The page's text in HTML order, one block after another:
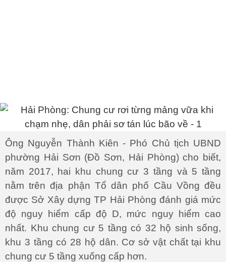
Ông Nguyễn Thành Kiên - Phó Chủ tịch UBND
phường Hải Sơn (Đồ Sơn, Hải Phòng) cho biết,
năm 2017, hai khu chung cư 3 tầng và 5 tầng
nằm trên địa phận Tổ dân phố Cầu Vồng đều
được Sở Xây dựng TP Hải Phòng đánh giá mức
độ nguy hiểm cấp độ D, mức nguy hiểm cao
nhất. Khu chung cư 5 tầng có 32 hộ sinh sống,
khu 3 tầng có 28 hộ dân. Cơ sở vật chất tại khu
chung cư 5 tầng xuống cấp hơn.